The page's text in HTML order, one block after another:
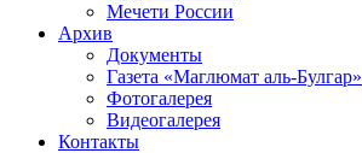
Мечети России
Архив
Документы
Газета «Маглюмат аль-Булгар»
Фотогалерея
Видеогалерея
Контакты